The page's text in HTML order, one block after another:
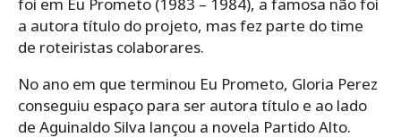
a autora título do projeto, mas fez parte do time
de roteiristas colaborares.
No ano em que terminou Eu Prometo, Gloria Perez
conseguiu espaço para ser autora título e ao lado
de Aguinaldo Silva lançou a novela Partido Alto.